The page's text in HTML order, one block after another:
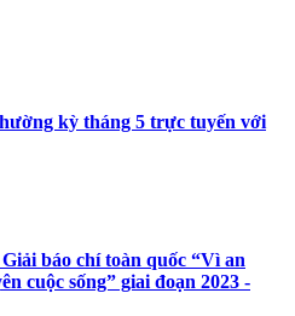
kỳ tháng 5 trực tuyến với
báo chí toàn quốc “Vì an
cuộc sống” giai đoạn 2023 -